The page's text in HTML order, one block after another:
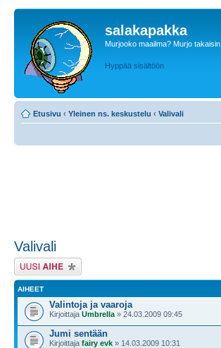
salakapakka
Murjooko maailma? Murjo takaisin.
Hyppää sisältöön
Etusivu ‹ Yleinen ns. keskustelu ‹ Valivali
Valivali
Lähetä uusi viesti
AIHEET
Valintoja ja vaaroja
Kirjoittaja Umbrella » 24.03.2009 09:45
Jumi sentään
Kirjoittaja fairy evk » 14.03.2009 10:31